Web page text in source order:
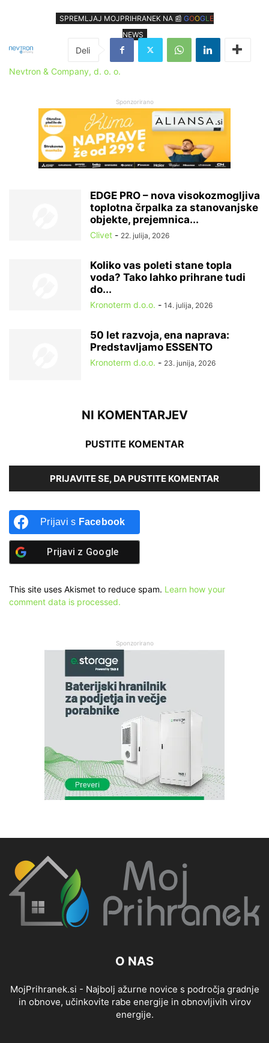
SPREMLJAJ MOJPRIHRANEK NA 📰 GOOGL E
NEWS
Nevtron & Company, d. o. o.
Sponzorirano
EDGE PRO – nova visokozmogljiva
toplotna črpalka za stanovanjske
objekte, prejemnica...
Clivet - 22. julija, 2026
Koliko vas poleti stane topla
voda? Tako lahko prihrane tudi
do...
Kronoterm d.o.o. - 14. julija, 2026
50 let razvoja, ena naprava:
Predstavljamo ESSENTO
Kronoterm d.o.o. - 23. junija, 2026
NI KOMENTARJEV
PUSTITE KOMENTAR
PRIJAVITE SE, DA PUSTITE KOMENTAR
Prijavi s Facebook
Prijavi z Google
This site uses Akismet to reduce spam. Learn how your
comment data is processed.
Sponzorirano
O NAS
MojPrihranek.si - Najbolj ažurne novice s področja gradnje
in obnove, učinkovite rabe energije in obnovljivih virov
energije.